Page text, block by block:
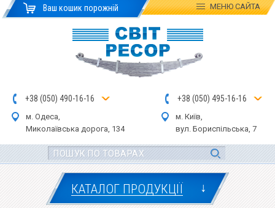
Ваш кошик порожній МЕНЮСАЙТА
+38 (050) 490-16-16
м. Одеса,
Миколаївська дорога, 134
+38 (050) 495-16-16
м. Київ,
вул. Бориспільська, 7
КАТАЛОГ ПРОДУКЦІЇ ↓